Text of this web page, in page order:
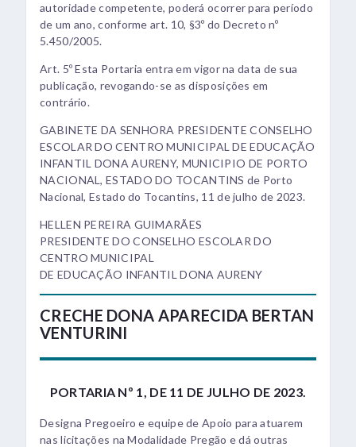
autoridade competente, poderá ocorrer para período
de um ano, conforme art. 10, §3º do Decreto nº
5.450/2005.
Art. 5º Esta Portaria entra em vigor na data de sua
publicação, revogando-se as disposições em
contrário.
GABINETE DA SENHORA PRESIDENTE CONSELHO
ESCOLAR DO CENTRO MUNICIPAL DE EDUCAÇÃO
INFANTIL DONA AURENY, MUNICIPIO DE PORTO
NACIONAL, ESTADO DO TOCANTINS de Porto
Nacional, Estado do Tocantins, 11 de julho de 2023.
HELLEN PEREIRA GUIMARÃES
PRESIDENTE DO CONSELHO ESCOLAR DO
CENTRO MUNICIPAL
DE EDUCAÇÃO INFANTIL DONA AURENY
CRECHE DONA APARECIDA BERTAN
VENTURINI
PORTARIA Nº 1, DE 11 DE JULHO DE 2023.
Designa Pregoeiro e equipe de Apoio para atuarem
nas licitações na Modalidade Pregão e dá outras